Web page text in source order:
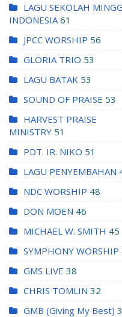
LAGU SEKOLAH
INDONESIA 61
JPCC WORSHIP 56
GLORIA TRIO 53
LAGU BATAK 53
SOUND OF PRAISE 53
HARVEST PRAISE
MINISTRY 51
PDT. IR. NIKO 51
LAGU PENYEMBAHAN
NDC WORSHIP 48
DON MOEN 46
MICHAEL W. SMITH 45
SYMPHONY WORSHIP
GMS LIVE 38
CHRIS TOMLIN 32
GMB (Giving My Best)